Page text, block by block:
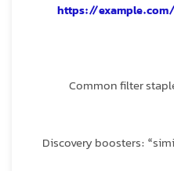
https://example.com/
Common filter
Discovery boosters: